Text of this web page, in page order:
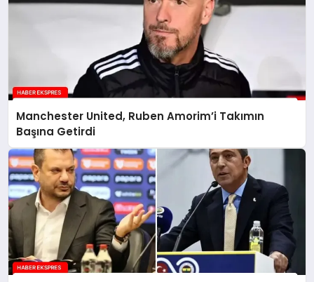
Manchester United, Ruben Amorim’i Takımın
Başına Getirdi